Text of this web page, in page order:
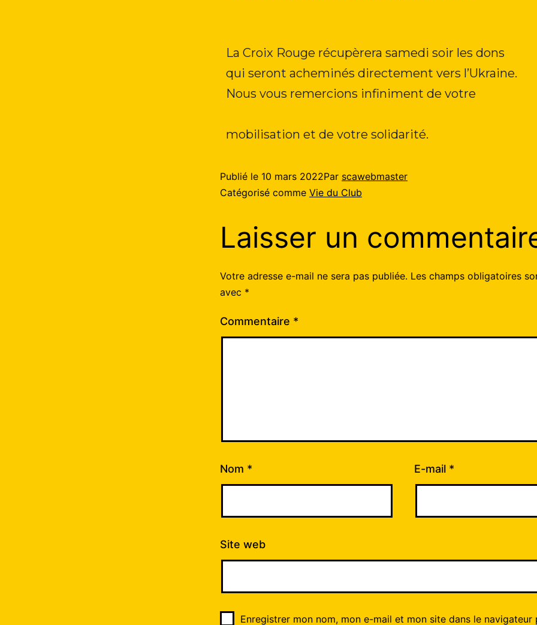
La Croix Rouge récupèrera samedi soir les dons
qui seront acheminés directement vers l’Ukraine.
Nous vous remercions infiniment de votre
mobilisation et de votre solidarité.
Publié le 10 mars 2022Par scawebmaster
Catégorisé comme Vie du Club
Laisser un
Votre adresse e-mail ne sera pas publiée. Les champs obligatoires
avec *
Commentaire *
Nom * E-mail *
Site web
Enregistrer mon nom, mon e-mail et mon site dans le navigateur